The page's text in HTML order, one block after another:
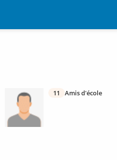
11 Amis d'école